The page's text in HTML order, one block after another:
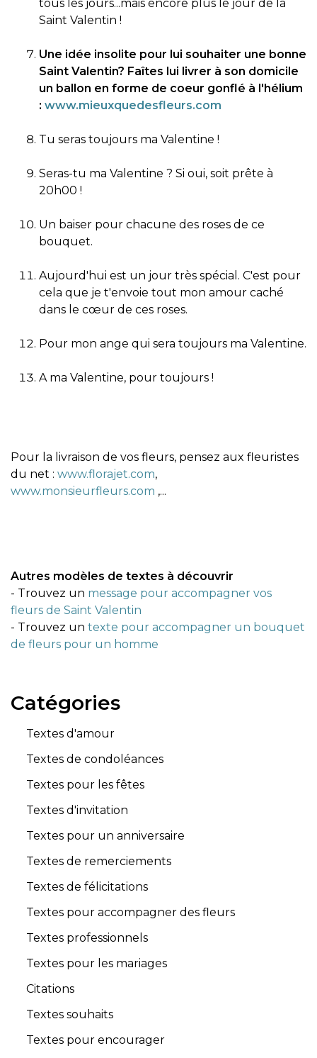
tous les jours...mais encore plus le jour de la
Saint Valentin !
Une idée insolite pour lui souhaiter une bonne
Saint Valentin? Faîtes lui livrer à son domicile
un ballon en forme de coeur gonflé à l'hélium
: www.mieuxquedesfleurs.com
Tu seras toujours ma Valentine !
Seras-tu ma Valentine ? Si oui, soit prête à
20h00 !
Un baiser pour chacune des roses de ce
bouquet.
Aujourd'hui est un jour très spécial. C'est pour
cela que je t'envoie tout mon amour caché
dans le cœur de ces roses.
Pour mon ange qui sera toujours ma Valentine.
A ma Valentine, pour toujours !
Pour la livraison de vos fleurs, pensez aux fleuristes
du net : www.florajet.com,
www.monsieurfleurs.com ,...
Autres modèles de textes à découvrir
- Trouvez un message pour accompagner vos
fleurs de Saint Valentin
- Trouvez un texte pour accompagner un bouquet
de fleurs pour un homme
Catégories
Textes d'amour
Textes de condoléances
Textes pour les fêtes
Textes d'invitation
Textes pour un anniversaire
Textes de remerciements
Textes de félicitations
Textes pour accompagner des fleurs
Textes professionnels
Textes pour les mariages
Citations
Textes souhaits
Textes pour encourager